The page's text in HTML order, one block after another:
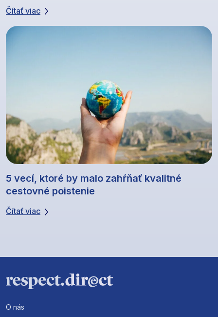
Čítať viac
5 vecí, ktoré by malo zahŕňať kvalitné
cestovné poistenie
Čítať viac
O nás